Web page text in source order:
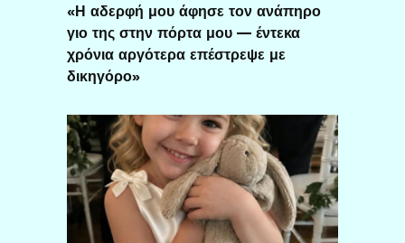
«Η αδερφή μου άφησε τον ανάπηρο
γιο της στην πόρτα μου — έντεκα
χρόνια αργότερα επέστρεψε με
δικηγόρο»